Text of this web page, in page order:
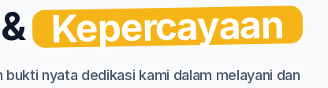
Kepercayaan
bukti nyata dedikasi kami dalam melayani dan